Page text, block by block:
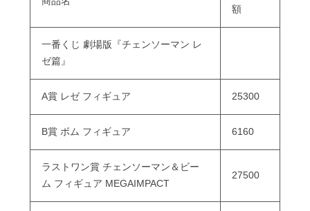
額
一番くじ 劇場版『チェンソーマン レ
ゼ篇』
A賞 レゼ フィギュア 25300
B賞 ボム フィギュア 6160
ラストワン賞 チェンソーマン＆ビー
ム フィギュア MEGAIMPACT
27500